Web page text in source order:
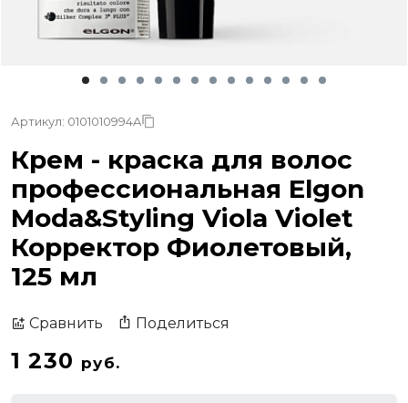
Артикул: 0101010994A
Крем - краска для волос
профессиональная Elgon
Moda&Styling Viola Violet
Корректор Фиолетовый,
125 мл
Сравнить Поделиться
1 230 руб.